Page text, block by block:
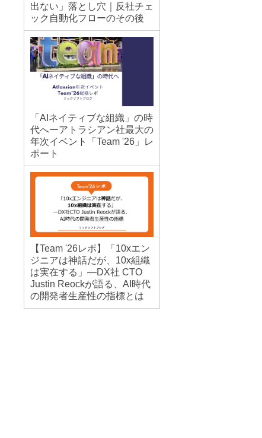
出ない」落とし穴｜反社チェ
ック自動化フローのその後
「AIネイティブな組織」の時
代へーアトラシアン社最大の
年次イベント「Team '26」レ
ポート
【Team '26レポ】「10xエン
ジニアは神話だが、10x組織
は実在する」―DX社 CTO
Justin Reockが語る、AI時代
の開発者生産性の指標とは